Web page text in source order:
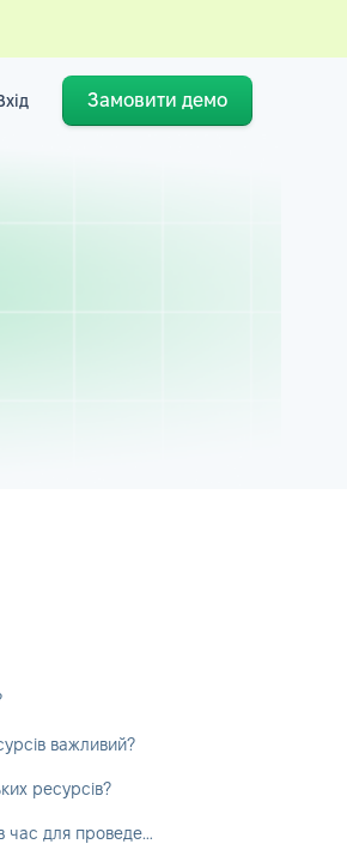
Замовити демо
важливий?
ресурсів?
Як зрозуміти, коли настав час для проведення кадрового аудиту?